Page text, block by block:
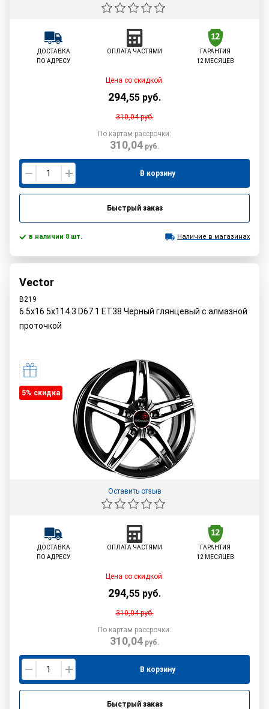
ДОСТАВКА
ПО АДРЕСУ
ОПЛАТА ЧАСТЯМИ
ГАРАНТИЯ
12 МЕСЯЦЕВ
Цена со скидкой:
294,55 руб.
310,04руб.
По картам рассрочки:
310,04руб.
В корзину
Быстрый заказ
в наличии 8 шт. Наличие в магазинах
Vector
B219
6.5x16 5x114.3 D67.1 ET38 Черный глянцевый с алмазной
проточкой
5% cкидка
Оставить отзыв
ДОСТАВКА
ПО АДРЕСУ
ОПЛАТА ЧАСТЯМИ
ГАРАНТИЯ
12 МЕСЯЦЕВ
Цена со скидкой:
294,55 руб.
310,04руб.
По картам рассрочки:
310,04руб.
В корзину
Быстрый заказ